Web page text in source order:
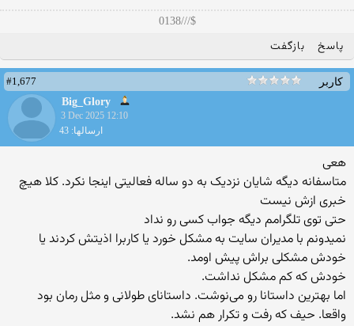
$///0138
پاسخ بازگفت
کاربر
#1,677
Big_Glory
3 Dec 2025 12:10
ارسالها: 43
هعی
متاسفانه دیگه شایان نزدیک به دو ساله فعالیتی اینجا نکرد. کلا هیچ
خبری ازش نیست
حتی توی تلگرامم دیگه جواب کسی رو نداد
نمیدونم با مدیران سایت به مشکل خورد یا کاربرا اذیتش کردند یا
خودش مشکلی براش پیش اومد.
خودش که کم مشکل نداشت.
اما بهترین داستانا رو می‌نوشت. داستانای طولانی و مثل رمان بود
واقعا. حیف که رفت و تکرار هم نشد.